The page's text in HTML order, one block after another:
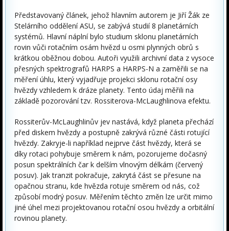
Představovaný článek, jehož hlavním autorem je Jiří Žák ze
Stelárního oddělení ASU, se zabývá studií 8 planetárních
systémů. Hlavní náplní bylo studium sklonu planetárních
rovin vůči rotačním osám hvězd u osmi plynných obrů s
krátkou oběžnou dobou. Autoři využili archivní data z vysoce
přesných spektrografů HARPS a HARPS-N a zaměřili se na
měření úhlu, který vyjadřuje projekci sklonu rotační osy
hvězdy vzhledem k dráze planety. Tento údaj měřili na
základě pozorování tzv. Rossiterova-McLaughlinova efektu.
Rossiterův-McLaughlinův jev nastává, když planeta přechází
před diskem hvězdy a postupně zakrývá různé části rotující
hvězdy. Zakryje-li například nejprve část hvězdy, která se
díky rotaci pohybuje směrem k nám, pozorujeme dočasný
posun spektrálních čar k delším vlnovým délkám (červený
posuv). Jak tranzit pokračuje, zakrytá část se přesune na
opačnou stranu, kde hvězda rotuje směrem od nás, což
způsobí modrý posuv. Měřením těchto změn lze určit mimo
jiné úhel mezi projektovanou rotační osou hvězdy a orbitální
rovinou planety.